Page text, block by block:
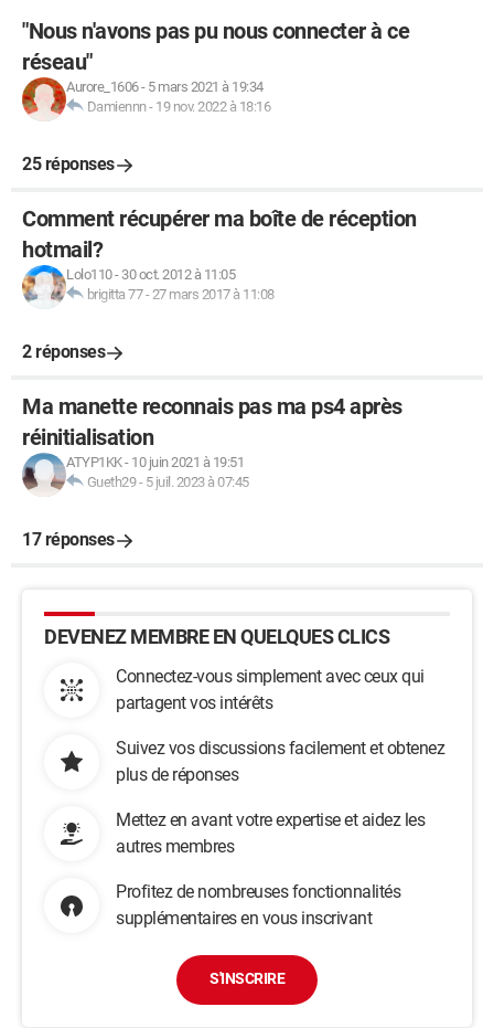
"Nous n'avons pas pu nous connecter à ce
réseau"
Aurore_1606- 5 mars 2021 à 19:34
Damiennn- 19 nov. 2022 à 18:16
25 réponses
Comment récupérer ma boîte de réception
hotmail?
Lolo110- 30 oct. 2012 à 11:05
brigitta 77-27 mars 2017 à 11:08
2 réponses
Ma manette reconnais pas ma ps4 après
réinitialisation
ATYP1KK- 10 juin 2021 à 19:51
Gueth29- 5 juil. 2023 à 07:45
17 réponses
DEVENEZ MEMBRE EN QUELQUES CLICS
Connectez-vous simplement avec ceux qui
partagent vos intérêts
Suivez vos discussions facilement et obtenez
plus de réponses
Mettez en avant votre expertise et aidez les
autres membres
Profitez de nombreuses fonctionnalités
supplémentaires en vous inscrivant
S'INSCRIRE